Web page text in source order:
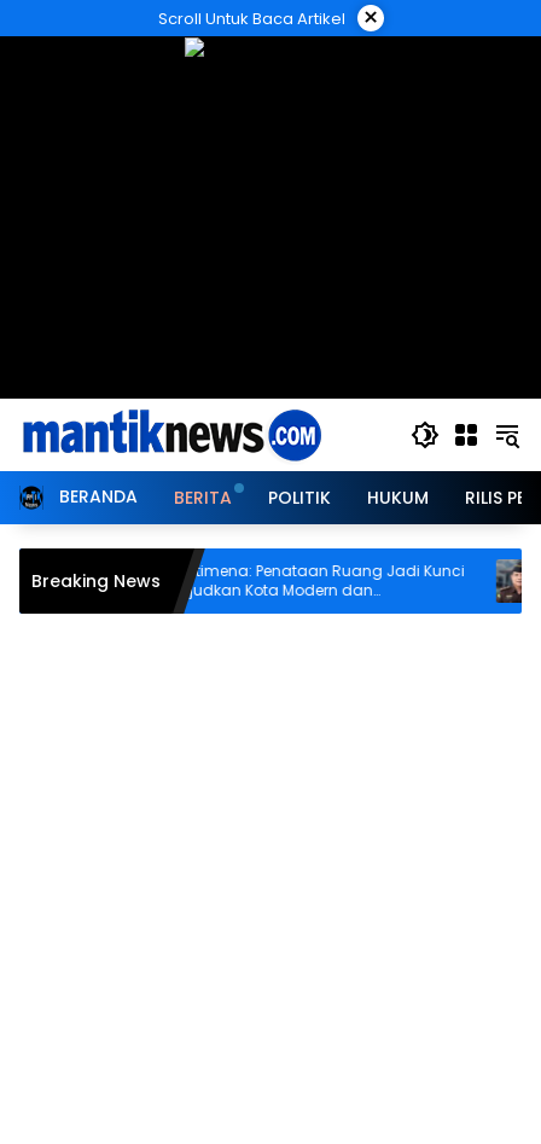
ke
Scroll Untuk Baca Artikel ×
BERANDA BERITA POLITIK HUKUM RILIS
Breaking NewsWattimena: Penataan Ruang Jadi Kunci
Wujudkan Kota Modern dan
Berkelanjutan
Dok